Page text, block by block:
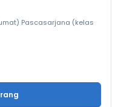
Pascasarjana (kelas